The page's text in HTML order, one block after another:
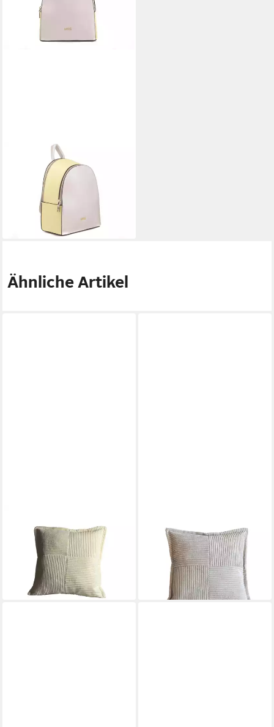
Freizeitrucksack Backpack by
I'm Jette Damen Rucksack (1-
tlg), leicht
69,99 €
lieferbar - in 4-5 Werktagen bei dir
Ähnliche Artikel
Zierkissen GÖZZE Kissen
ANAFI weiß BH 40x40 cm
weiß Dekokissen
12,90 €
lieferbar - in 4-5 Werktagen bei dir
Zierkissen GÖZZE Kissen
ANAFI schwarz BH 40x40 cm
schwarz Dekokissen
12,90 €
lieferbar - in 4-5 Werktagen bei dir